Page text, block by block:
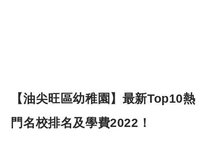
【油尖旺區幼稚園】最新Top10熱
門名校排名及學費2022！